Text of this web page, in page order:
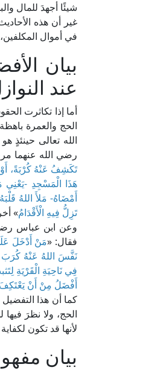
شيئًا أجهدَ للمال
غير أن هذه
في أموال
بيان
عند
أما إذا تكاثرت
الحج والعمرة
الله تعالى
رضي الله عنهما
تَكَشِفُ عَنْهُ كُرْبَةً،
هَذَا الْمَسْجِدِ -
أَمْضَاهُ- مَلأَ اللهُ
تَزِلُّ فِيهِ الْأَقْدَامُ»
وعن ابن عباس
فقال: «مَنْ أَدْخَلَ
نَفَّسَ اللهُ عَنْهُ كُرَبَ
فِي نَاحِيَةِ الْقَرْيَةِ
أَفْضَلُ مِنْ أَنْ
كما أن هذا
الحج، ولا نظرَ
لأنها قد تكون
بيان